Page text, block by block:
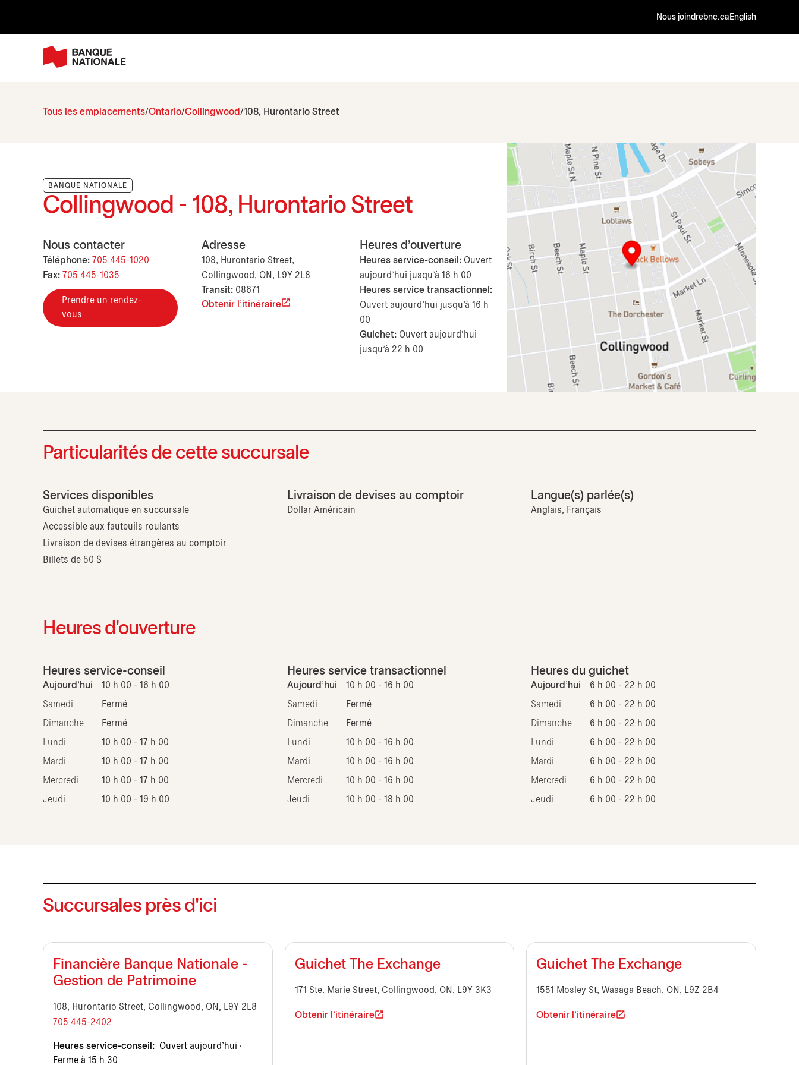
Nous joindrebnc.ca English
Tous les emplacements Ontario Collingwood 108, Hurontario Street
BANQUE NATIONALE
Collingwood - 108, Hurontario Street
Nous contacter
Téléphone: 705 445-1020
Fax: 705 445-1035
Prendre un rendez-
vous
Adresse
108, Hurontario Street,
Collingwood, ON, L9Y 2L8
Transit: 08671
Obtenir l'itinéraire
Heures d'ouverture
Heures service-conseil: Ouvert
aujourd’hui jusqu'à 16 h 00
Heures service transactionnel:
Ouvert aujourd’hui jusqu'à 16 h
00
Guichet: Ouvert aujourd’hui
jusqu'à 22 h 00
Particularités de cette succursale
Services disponibles
Guichet automatique en succursale
Accessible aux fauteuils roulants
Livraison de devises étrangères au comptoir
Billets de 50 $
Livraison de devises au comptoir
Dollar Américain
Langue(s) parlée(s)
Anglais, Français
Heures d'ouverture
Heures service-conseil
Aujourd'hui 10 h 00 - 16 h 00
Samedi Fermé
Dimanche Fermé
Lundi 10 h 00 - 17 h 00
Mardi 10 h 00 - 17 h 00
Mercredi 10 h 00 - 17 h 00
Jeudi 10 h 00 - 19 h 00
Heures service transactionnel
Aujourd'hui 10 h 00 - 16 h 00
Samedi Fermé
Dimanche Fermé
Lundi 10 h 00 - 16 h 00
Mardi 10 h 00 - 16 h 00
Mercredi 10 h 00 - 16 h 00
Jeudi 10 h 00 - 18 h 00
Heures du guichet
Aujourd'hui 6 h 00 - 22 h 00
Samedi 6 h 00 - 22 h 00
Dimanche 6 h 00 - 22 h 00
Lundi 6 h 00 - 22 h 00
Mardi 6 h 00 - 22 h 00
Mercredi 6 h 00 - 22 h 00
Jeudi 6 h 00 - 22 h 00
Succursales près d'ici
Financière Banque Nationale -
Gestion de Patrimoine
108, Hurontario Street, Collingwood, ON, L9Y 2L8
705 445-2402
Heures service-conseil: Ouvert aujourd’hui ·
Ferme à 15 h 30
Guichet The Exchange
171 Ste. Marie Street, Collingwood, ON, L9Y 3K3
Obtenir l'itinéraire
Guichet The Exchange
1551 Mosley St, Wasaga Beach, ON, L9Z 2B4
Obtenir l'itinéraire